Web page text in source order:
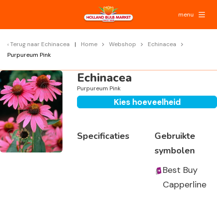
menu
Terug naar Echinacea Home Webshop
Echinacea
Purpureum Pink
Echinacea
Purpureum Pink
Kies hoeveelheid
Specificaties
Gebruikte
symbolen
Best Buy
Capperline